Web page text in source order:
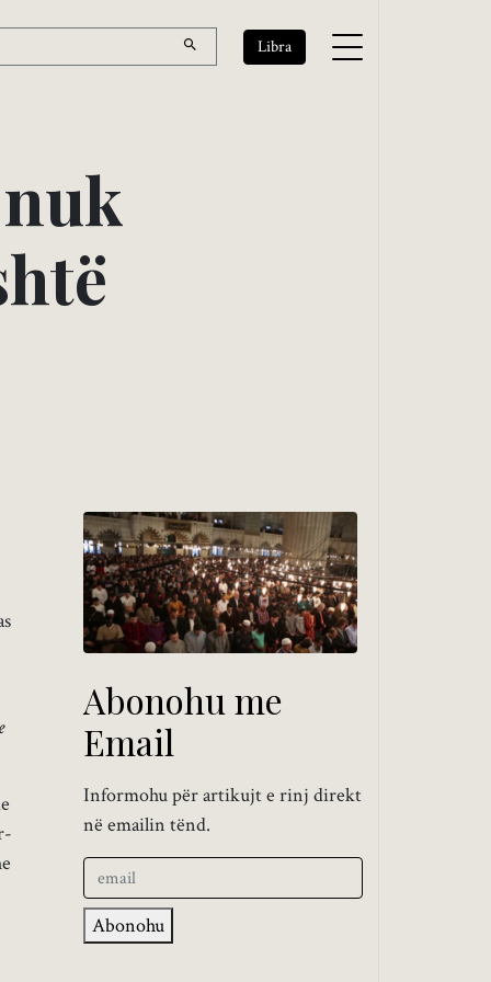
Libra
nuk
htë
Abonohu me
Email
Informohu për artikujt e rinj direkt
në emailin tënd.
Abonohu